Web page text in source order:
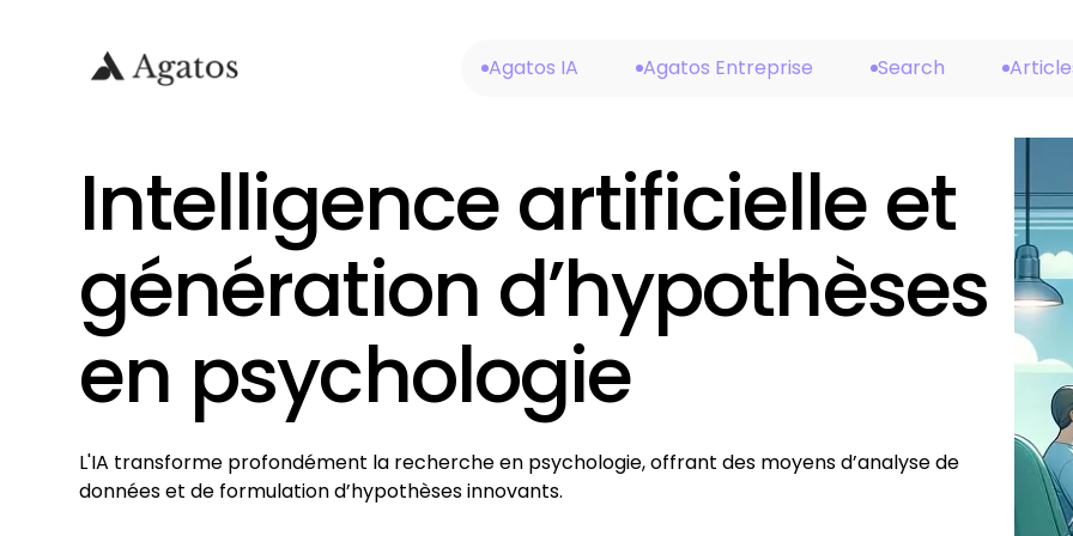
Agatos IA Agatos Entreprise Search
Intelligence artificielle et
génération d’hypothèses
en psychologie
L'IA transforme profondément la recherche en psychologie, offrant des moyens d’analyse de
données et de formulation d’hypothèses innovants.